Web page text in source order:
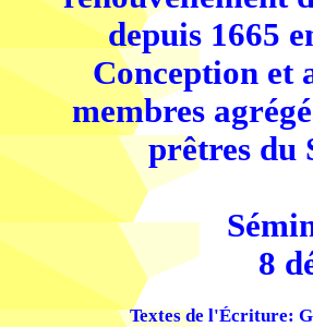
depuis 1665
Conception et
membres
prêtres du
8
Textes de l'Écriture: